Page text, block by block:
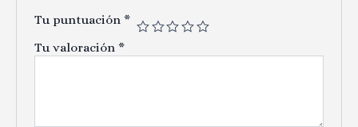
Tu puntuación *
Tu valoración *